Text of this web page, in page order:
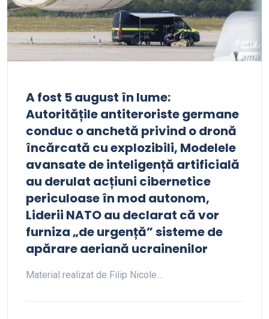
A fost 5 august în lume:
Autoritățile antiteroriste germane
conduc o anchetă privind o dronă
încărcată cu explozibili, Modelele
avansate de inteligență artificială
au derulat acțiuni cibernetice
periculoase în mod autonom,
Liderii NATO au declarat că vor
furniza „de urgență” sisteme de
apărare aeriană ucrainenilor
Material realizat de Filip Nicole…